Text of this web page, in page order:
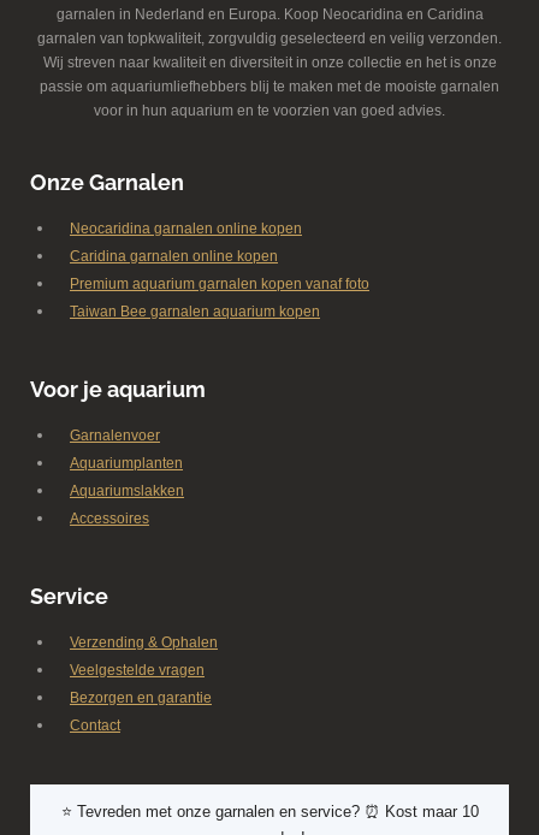
garnalen in Nederland en Europa. Koop Neocaridina en Caridina
garnalen van topkwaliteit, zorgvuldig geselecteerd en veilig verzonden.
Wij streven naar kwaliteit en diversiteit in onze collectie en het is onze
passie om aquariumliefhebbers blij te maken met de mooiste garnalen
voor in hun aquarium en te voorzien van goed advies.
Onze Garnalen
Neocaridina garnalen online kopen
Caridina garnalen online kopen
Premium aquarium garnalen kopen vanaf foto
Taiwan Bee garnalen aquarium kopen
Voor je aquarium
Garnalenvoer
Aquariumplanten
Aquariumslakken
Accessoires
Service
Verzending & Ophalen
Veelgestelde vragen
Bezorgen en garantie
Contact
⭐ Tevreden met onze garnalen en service? ⏰ Kost maar 10